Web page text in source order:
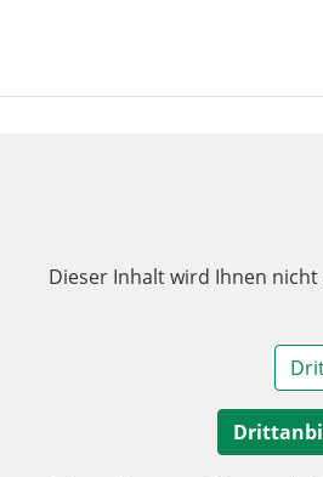
Dieser Inhalt wird Ihnen